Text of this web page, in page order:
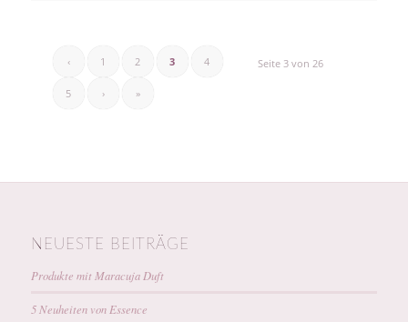
Seite 3 von 26
‹ 1 2 3 4
5 › »
NEUESTE BEITRÄGE
Produkte mit Maracuja Duft
5 Neuheiten von Essence